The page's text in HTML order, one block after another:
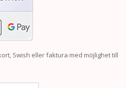
Swish eller faktura med möjlighet till